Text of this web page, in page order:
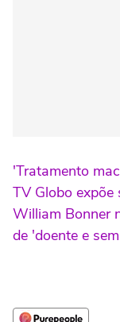
'Tratamento
TV Globo
William Bonner
de 'doente e